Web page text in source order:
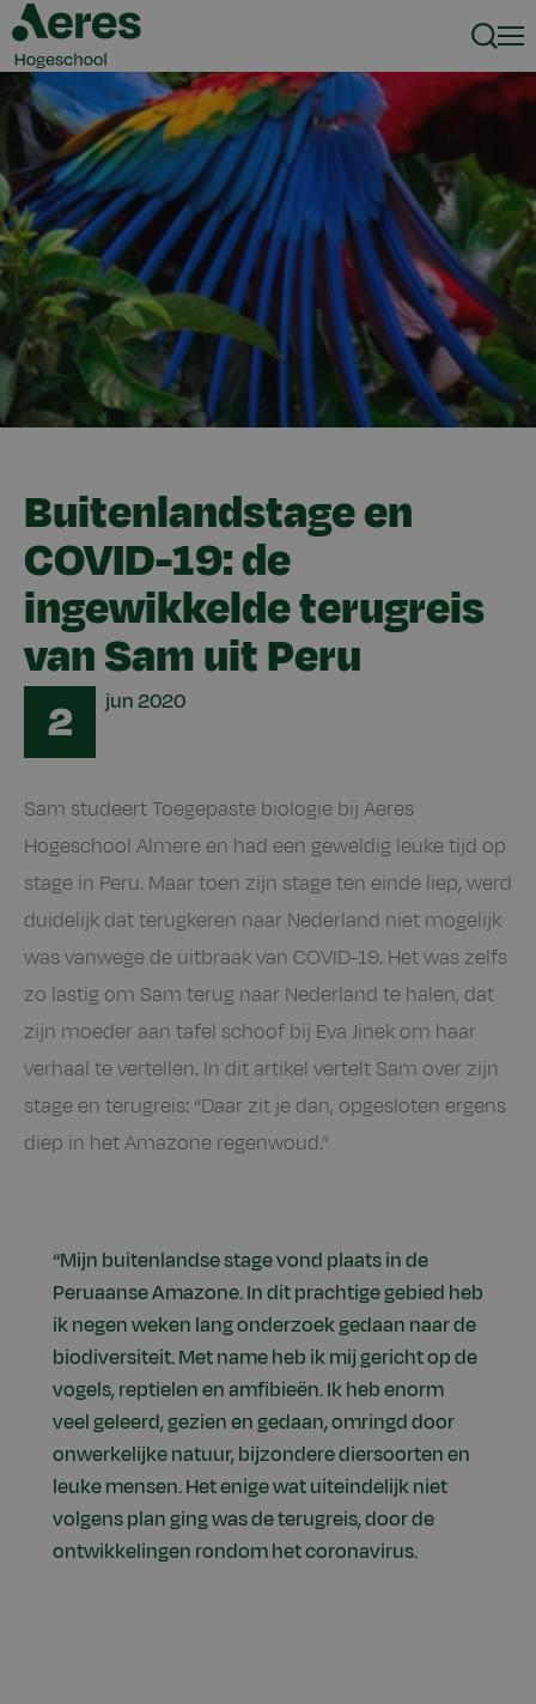
Buitenlandstage en
COVID-19: de
ingewikkelde terugreis
van Sam uit Peru
2 jun2020
Sam studeert Toegepaste biologie bij Aeres
Hogeschool Almere en had een geweldig leuke tijd op
stage in Peru. Maar toen zijn stage ten einde liep, werd
duidelijk dat terugkeren naar Nederland niet mogelijk
was vanwege de uitbraak van COVID-19. Het was zelfs
zo lastig om Sam terug naar Nederland te halen, dat
zijn moeder aan tafel schoof bij Eva Jinek om haar
verhaal te vertellen. In dit artikel vertelt Sam over zijn
stage en terugreis: “Daar zit je dan, opgesloten ergens
diep in het Amazone regenwoud.”
“Mijn buitenlandse stage vond plaats in de
Peruaanse Amazone. In dit prachtige gebied heb
ik negen weken lang onderzoek gedaan naar de
biodiversiteit. Met name heb ik mij gericht op de
vogels, reptielen en amfibieën. Ik heb enorm
veel geleerd, gezien en gedaan, omringd door
onwerkelijke natuur, bijzondere diersoorten en
leuke mensen. Het enige wat uiteindelijk niet
volgens plan ging was de terugreis, door de
ontwikkelingen rondom het coronavirus.